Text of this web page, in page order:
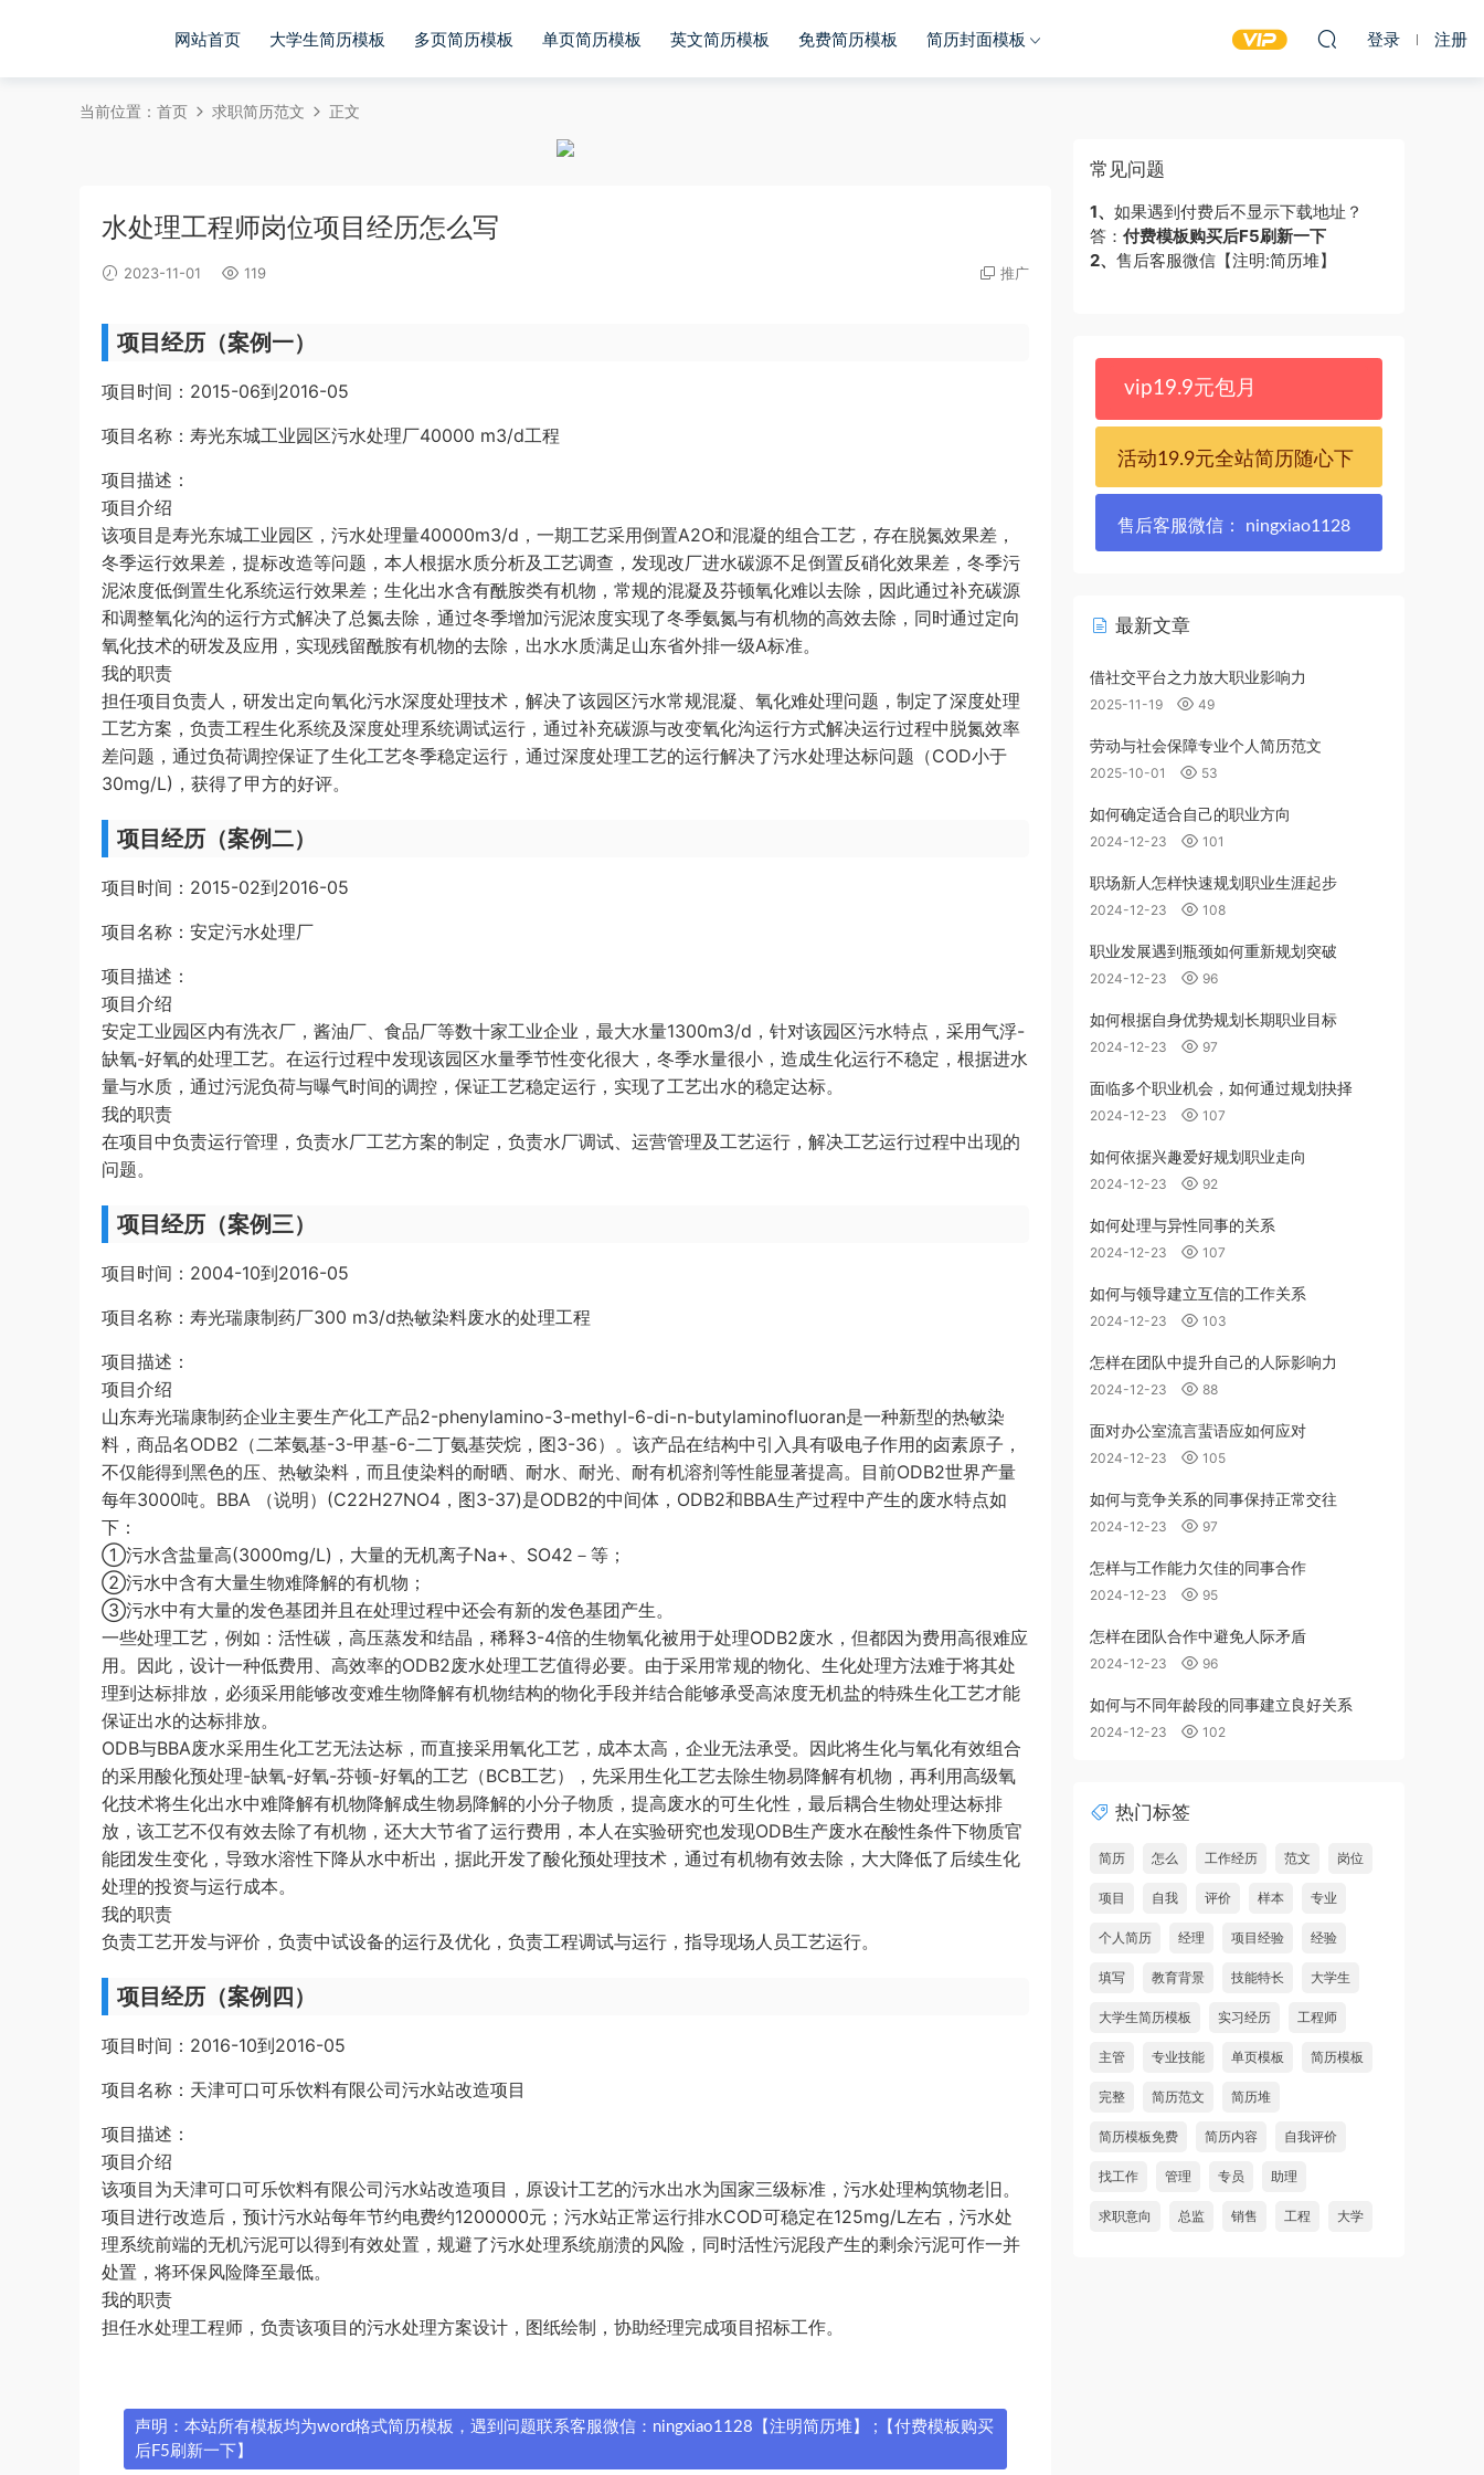
网站首页 大学生简历模板 多页简历模板 单页简历模板 英文简历模板 免费简历模板 简历封面模板 登录 注册
当前位置： 首页 求职简历范文 正文
水处理工程师岗位项目经历怎么写
2023-11-01 119 推广
项目经历（案例一）
项目时间：2015-06到2016-05
项目名称：寿光东城工业园区污水处理厂40000 m3/d工程
项目描述：
项目介绍
该项目是寿光东城工业园区，污水处理量40000m3/d，一期工艺采用倒置A2O和混凝的组合工艺，存在脱氮效果差，
冬季运行效果差，提标改造等问题，本人根据水质分析及工艺调查，发现改厂进水碳源不足倒置反硝化效果差，冬季污
泥浓度低倒置生化系统运行效果差；生化出水含有酰胺类有机物，常规的混凝及芬顿氧化难以去除，因此通过补充碳源
和调整氧化沟的运行方式解决了总氮去除，通过冬季增加污泥浓度实现了冬季氨氮与有机物的高效去除，同时通过定向
氧化技术的研发及应用，实现残留酰胺有机物的去除，出水水质满足山东省外排一级A标准。
我的职责
担任项目负责人，研发出定向氧化污水深度处理技术，解决了该园区污水常规混凝、氧化难处理问题，制定了深度处理
工艺方案，负责工程生化系统及深度处理系统调试运行，通过补充碳源与改变氧化沟运行方式解决运行过程中脱氮效率
差问题，通过负荷调控保证了生化工艺冬季稳定运行，通过深度处理工艺的运行解决了污水处理达标问题（COD小于
30mg/L)，获得了甲方的好评。
项目经历（案例二）
项目时间：2015-02到2016-05
项目名称：安定污水处理厂
项目描述：
项目介绍
安定工业园区内有洗衣厂，酱油厂、食品厂等数十家工业企业，最大水量1300m3/d，针对该园区污水特点，采用气浮-
缺氧-好氧的处理工艺。在运行过程中发现该园区水量季节性变化很大，冬季水量很小，造成生化运行不稳定，根据进水
量与水质，通过污泥负荷与曝气时间的调控，保证工艺稳定运行，实现了工艺出水的稳定达标。
我的职责
在项目中负责运行管理，负责水厂工艺方案的制定，负责水厂调试、运营管理及工艺运行，解决工艺运行过程中出现的
问题。
项目经历（案例三）
项目时间：2004-10到2016-05
项目名称：寿光瑞康制药厂300 m3/d热敏染料废水的处理工程
项目描述：
项目介绍
山东寿光瑞康制药企业主要生产化工产品2-phenylamino-3-methyl-6-di-n-butylaminofluoran是一种新型的热敏染
料，商品名ODB2（二苯氨基-3-甲基-6-二丁氨基荧烷，图3-36）。该产品在结构中引入具有吸电子作用的卤素原子，
不仅能得到黑色的压、热敏染料，而且使染料的耐晒、耐水、耐光、耐有机溶剂等性能显著提高。目前ODB2世界产量
每年3000吨。BBA （说明）(C22H27NO4，图3-37)是ODB2的中间体，ODB2和BBA生产过程中产生的废水特点如
下：
①污水含盐量高(3000mg/L)，大量的无机离子Na+、SO42－等；
②污水中含有大量生物难降解的有机物；
③污水中有大量的发色基团并且在处理过程中还会有新的发色基团产生。
一些处理工艺，例如：活性碳，高压蒸发和结晶，稀释3-4倍的生物氧化被用于处理ODB2废水，但都因为费用高很难应
用。因此，设计一种低费用、高效率的ODB2废水处理工艺值得必要。由于采用常规的物化、生化处理方法难于将其处
理到达标排放，必须采用能够改变难生物降解有机物结构的物化手段并结合能够承受高浓度无机盐的特殊生化工艺才能
保证出水的达标排放。
ODB与BBA废水采用生化工艺无法达标，而直接采用氧化工艺，成本太高，企业无法承受。因此将生化与氧化有效组合
的采用酸化预处理-缺氧-好氧-芬顿-好氧的工艺（BCB工艺），先采用生化工艺去除生物易降解有机物，再利用高级氧
化技术将生化出水中难降解有机物降解成生物易降解的小分子物质，提高废水的可生化性，最后耦合生物处理达标排
放，该工艺不仅有效去除了有机物，还大大节省了运行费用，本人在实验研究也发现ODB生产废水在酸性条件下物质官
能团发生变化，导致水溶性下降从水中析出，据此开发了酸化预处理技术，通过有机物有效去除，大大降低了后续生化
处理的投资与运行成本。
我的职责
负责工艺开发与评价，负责中试设备的运行及优化，负责工程调试与运行，指导现场人员工艺运行。
项目经历（案例四）
项目时间：2016-10到2016-05
项目名称：天津可口可乐饮料有限公司污水站改造项目
项目描述：
项目介绍
该项目为天津可口可乐饮料有限公司污水站改造项目，原设计工艺的污水出水为国家三级标准，污水处理构筑物老旧。
项目进行改造后，预计污水站每年节约电费约1200000元；污水站正常运行排水COD可稳定在125mg/L左右，污水处
理系统前端的无机污泥可以得到有效处置，规避了污水处理系统崩溃的风险，同时活性污泥段产生的剩余污泥可作一并
处置，将环保风险降至最低。
我的职责
担任水处理工程师，负责该项目的污水处理方案设计，图纸绘制，协助经理完成项目招标工作。
声明：本站所有模板均为word格式简历模板，遇到问题联系客服微信：ningxiao1128【注明简历堆】 ;【付费模板购买
后F5刷新一下】
常见问题
1、 如果遇到付费后不显示下载地址？
答： 付费模板购买后F5刷新一下
2、 售后客服微信【注明:简历堆】
vip19.9元包月
活动19.9元全站简历随心下
售后客服微信： ningxiao1128
最新文章
借社交平台之力放大职业影响力
2025-11-19 49
劳动与社会保障专业个人简历范文
2025-10-01 53
如何确定适合自己的职业方向
2024-12-23 101
职场新人怎样快速规划职业生涯起步
2024-12-23 108
职业发展遇到瓶颈如何重新规划突破
2024-12-23 96
如何根据自身优势规划长期职业目标
2024-12-23 97
面临多个职业机会，如何通过规划抉择
2024-12-23 107
如何依据兴趣爱好规划职业走向
2024-12-23 92
如何处理与异性同事的关系
2024-12-23 107
如何与领导建立互信的工作关系
2024-12-23 103
怎样在团队中提升自己的人际影响力
2024-12-23 88
面对办公室流言蜚语应如何应对
2024-12-23 105
如何与竞争关系的同事保持正常交往
2024-12-23 97
怎样与工作能力欠佳的同事合作
2024-12-23 95
怎样在团队合作中避免人际矛盾
2024-12-23 96
如何与不同年龄段的同事建立良好关系
2024-12-23 102
热门标签
简历 怎么 工作经历 范文 岗位
项目 自我 评价 样本 专业
个人简历 经理 项目经验 经验
填写 教育背景 技能特长 大学生
大学生简历模板 实习经历 工程师
主管 专业技能 单页模板 简历模板
完整 简历范文 简历堆
简历模板免费 简历内容 自我评价
找工作 管理 专员 助理
求职意向 总监 销售 工程 大学